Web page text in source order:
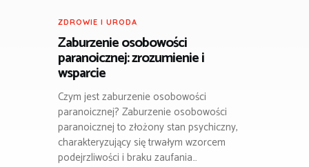
ZDROWIE I URODA
Zaburzenie osobowości
paranoicznej: zrozumienie i
wsparcie
Czym jest zaburzenie osobowości
paranoicznej? Zaburzenie osobowości
paranoicznej to złożony stan psychiczny,
charakteryzujący się trwałym wzorcem
podejrzliwości i braku zaufania…